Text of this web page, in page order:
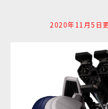
2020年11月5日